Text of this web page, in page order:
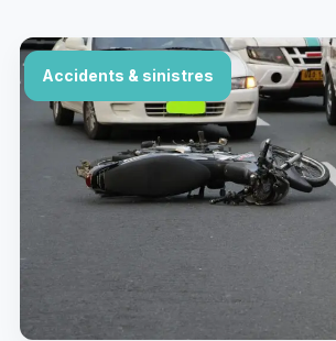
Accidents & sinistres